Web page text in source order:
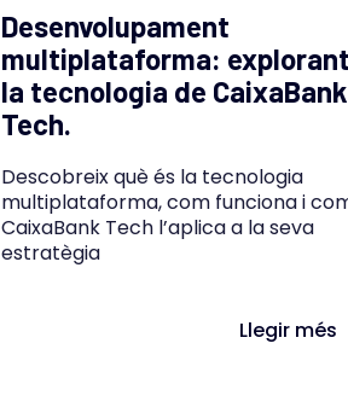
Desenvolupament
multiplataforma: explorant
la tecnologia de CaixaBank
Tech.
Descobreix què és la tecnologia
multiplataforma, com funciona i
CaixaBank Tech l’aplica a la seva
estratègia
Llegir més